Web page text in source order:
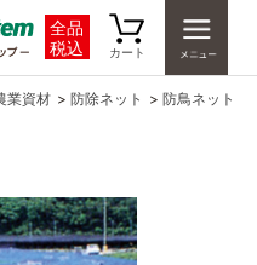
全品
税込
カート
業資材 > 防除ネット > 防鳥ネット